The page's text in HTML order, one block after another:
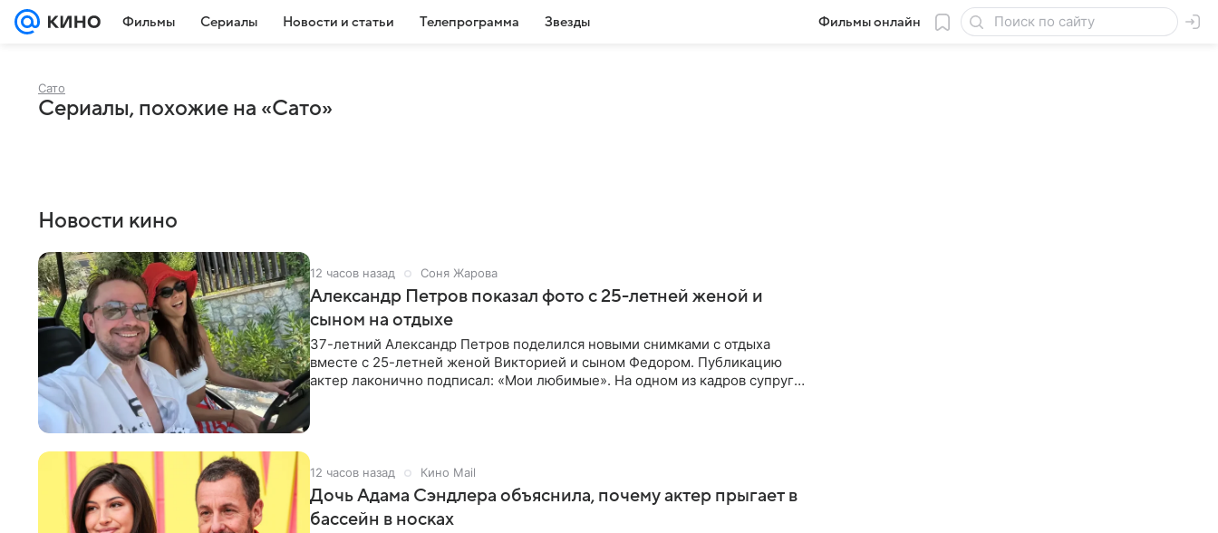
Фильмы Сериалы Новости и статьи Телепрограмма Звезды Фильмы онлайн
Сато
Сериалы, похожие на «Сато»
Новости кино
12 часов назад Соня Жарова
Александр Петров показал фото с 25-летней женой и
сыном на отдыхе
37-летний Александр Петров поделился новыми снимками с отдыха
вместе с 25-летней женой Викторией и сыном Федором. Публикацию
актер лаконично подписал: «Мои любимые». На одном из кадров супруги
12 часов назад Кино Mail
Дочь Адама Сэндлера объяснила, почему актер прыгает в
бассейн в носках